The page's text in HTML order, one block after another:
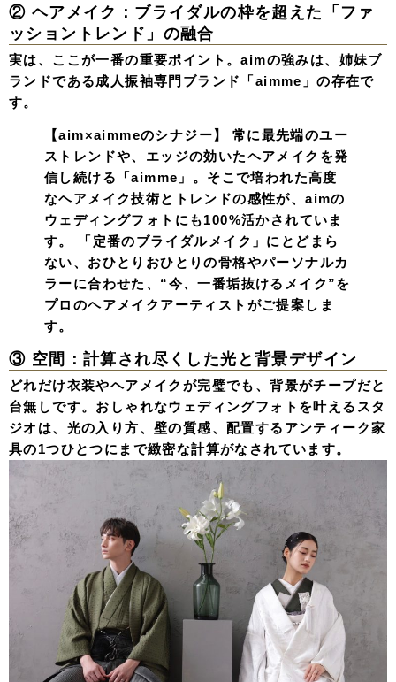
② ヘアメイク：ブライダルの枠を超えた「ファ
ッショントレンド」の融合
実は、ここが一番の重要ポイント。aimの強みは、姉妹ブ
ランドである成人振袖専門ブランド「aimme」の存在で
す。
【aim×aimmeのシナジー】
常に最先端のユー
ストレンドや、エッジの効いたヘアメイクを発
信し続ける「aimme」。そこで培われた高度
なヘアメイク技術とトレンドの感性が、aimの
ウェディングフォトにも100%活かされていま
す。 「定番のブライダルメイク」にとどまら
ない、おひとりおひとりの骨格やパーソナルカ
ラーに合わせた、“今、一番垢抜けるメイク”を
プロのヘアメイクアーティストがご提案しま
す。
③ 空間：計算され尽くした光と背景デザイン
どれだけ衣装やヘアメイクが完璧でも、背景がチープだと
台無しです。おしゃれなウェディングフォトを叶えるスタ
ジオは、光の入り方、壁の質感、配置するアンティーク家
具の1つひとつにまで緻密な計算がなされています。